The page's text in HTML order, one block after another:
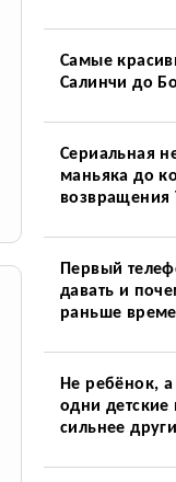
Самые
Салинчи до
Сериальная
маньяка до
возвращения
Первый
давать и
раньше
Не ребёнок,
одни детские
сильнее